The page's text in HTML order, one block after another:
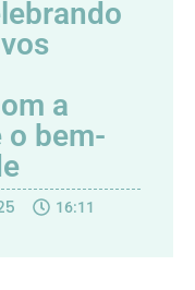
a
o bem-
16:11